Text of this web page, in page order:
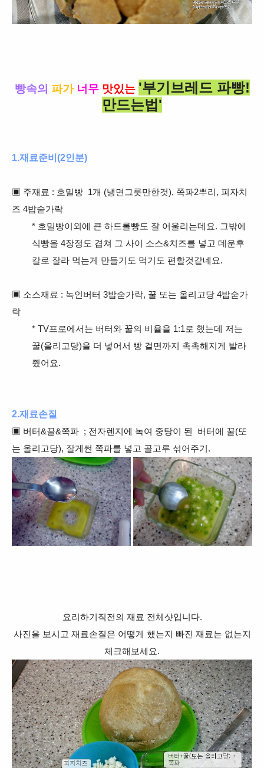
빵속의 파가 너무 맛있는 '부기브레드 파빵!
만드는법'
1.재료준비(2인분)
▣ 주재료 : 호밀빵 1개 (냉면그릇만한것), 쪽파2뿌리, 피자치
즈 4밥숟가락
* 호밀빵이외에 큰 하드롤빵도 잘 어울리는데요. 그밖에
식빵을 4장정도 겹쳐 그 사이 소스&치즈를 넣고 데운후
칼로 잘라 먹는게 만들기도 먹기도 편할것같네요.
▣ 소스재료 : 녹인버터 3밥숟가락, 꿀 또는 올리고당 4밥숟가
락
* TV프로에서는 버터와 꿀의 비율을 1:1로 했는데 저는
꿀(올리고당)을 더 넣어서 빵 겉면까지 촉촉해지게 발라
줬어요.
2.재료손질
▣ 버터&꿀&쪽파 ; 전자렌지에 녹여 중탕이 된 버터에 꿀(또
는 올리고당), 잘게썬 쪽파를 넣고 골고루 섞어주기.
요리하기직전의 재료 전체샷입니다.
사진을 보시고 재료손질은 어떻게 했는지 빠진 재료는 없는지
체크해보세요.